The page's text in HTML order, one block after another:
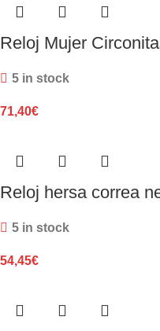
Reloj Mujer
5 in stock
71,40€
Reloj hersa correa
5 in stock
54,45€